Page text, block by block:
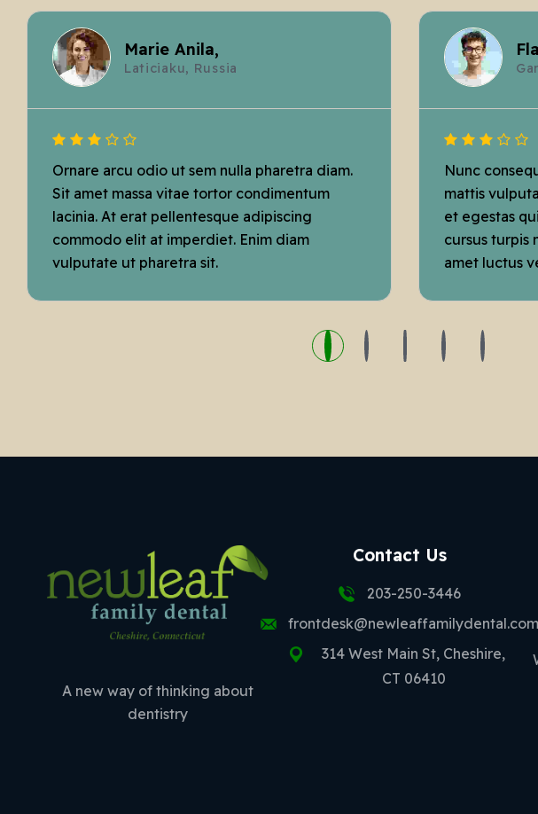
Marie Anila,
Laticiaku, Russia
Ornare arcu odio ut sem nulla pharetra diam.
Sit amet massa vitae tortor condimentum
lacinia. At erat pellentesque adipiscing
commodo elit at imperdiet. Enim diam
vulputate ut pharetra sit.
Nunc
mattis
et egestas
cursus turpis
amet luctus
A new way of thinking about
dentistry
Contact Us
203-250-3446
frontdesk@newleaffamilydental.com
314 West Main St, Cheshire,
CT 06410